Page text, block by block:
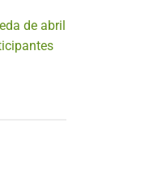
de abril